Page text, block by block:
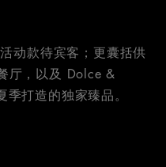
动款待宾客；更囊括供
厅，以及 Dolce &
打造的独家臻品。